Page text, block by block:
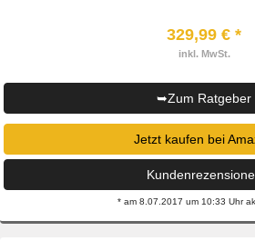
329,99 € *
inkl. MwSt.
➥Zum Ratgeber
Jetzt kaufen bei
* am 8.07.2017 um 10:33 Uhr